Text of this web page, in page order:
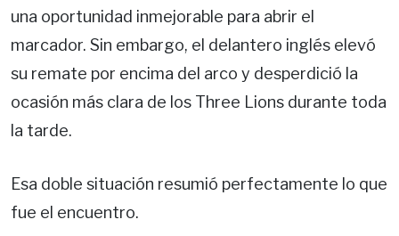
una oportunidad inmejorable para abrir el
marcador. Sin embargo, el delantero inglés elevó
su remate por encima del arco y desperdició la
ocasión más clara de los Three Lions durante toda
la tarde.
Esa doble situación resumió perfectamente lo que
fue el encuentro.